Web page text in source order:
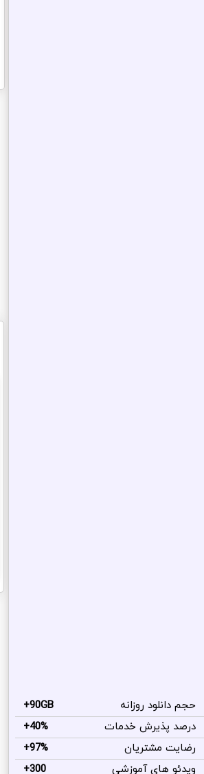
حجم دانلود روزانه
90GB+
درصد پذیرش خدمات
40%+
رضایت مشتریان
97%+
ویدئو های آموزشی
300+